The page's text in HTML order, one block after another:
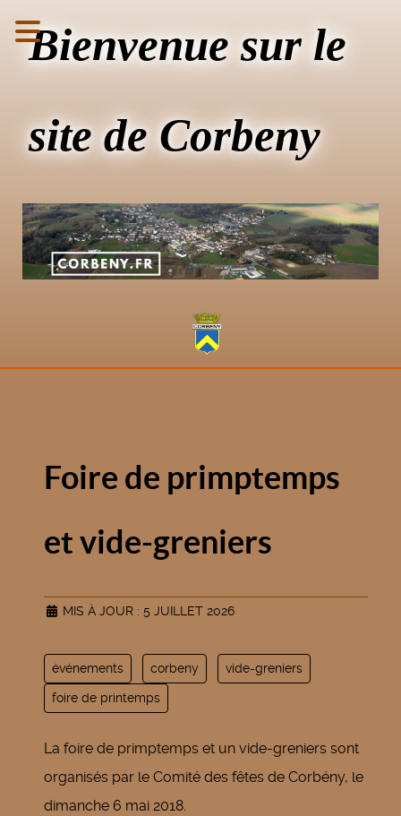
Bienvenue sur le
site de Corbeny
Foire de primptemps
et vide-greniers
MIS À JOUR : 5 JUILLET 2026
événements corbeny vide-greniers
foire de printemps
La foire de primptemps et un vide-greniers sont
organisés par le Comité des fêtes de Corbény, le
dimanche 6 mai 2018.